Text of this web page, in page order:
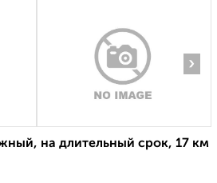
›
на длительный срок, 17 км